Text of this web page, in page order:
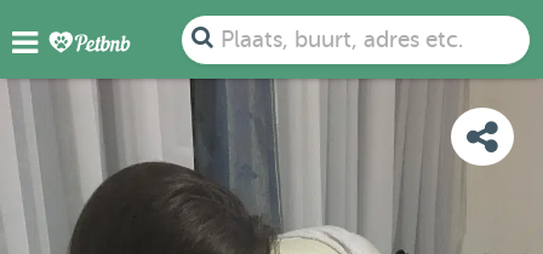
Plaats, buurt, adres etc.
FOTO'S BEOORDELINGEN KAART